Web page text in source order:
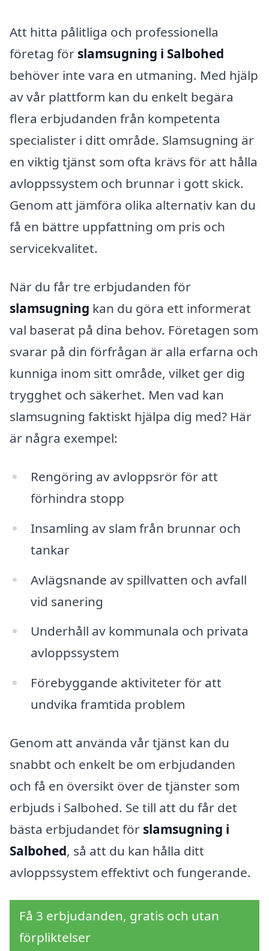
Att hitta pålitliga och professionella
företag för slamsugning i Salbohed
behöver inte vara en utmaning. Med hjälp
av vår plattform kan du enkelt begära
flera erbjudanden från kompetenta
specialister i ditt område. Slamsugning är
en viktig tjänst som ofta krävs för att hålla
avloppssystem och brunnar i gott skick.
Genom att jämföra olika alternativ kan du
få en bättre uppfattning om pris och
servicekvalitet.
När du får tre erbjudanden för
slamsugning kan du göra ett informerat
val baserat på dina behov. Företagen som
svarar på din förfrågan är alla erfarna och
kunniga inom sitt område, vilket ger dig
trygghet och säkerhet. Men vad kan
slamsugning faktiskt hjälpa dig med? Här
är några exempel:
Rengöring av avloppsrör för att
förhindra stopp
Insamling av slam från brunnar och
tankar
Avlägsnande av spillvatten och avfall
vid sanering
Underhåll av kommunala och privata
avloppssystem
Förebyggande aktiviteter för att
undvika framtida problem
Genom att använda vår tjänst kan du
snabbt och enkelt be om erbjudanden
och få en översikt över de tjänster som
erbjuds i Salbohed. Se till att du får det
bästa erbjudandet för slamsugning i
Salbohed, så att du kan hålla ditt
avloppssystem effektivt och fungerande.
Få 3 erbjudanden, gratis och utan
förpliktelser